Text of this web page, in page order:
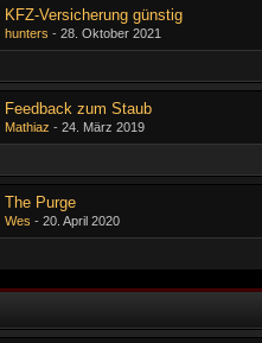
KFZ-Versicherung günstig
hunters -28. Oktober 2021
Feedback zum Staub
Mathiaz -24. März 2019
The Purge
Wes -20. April 2020